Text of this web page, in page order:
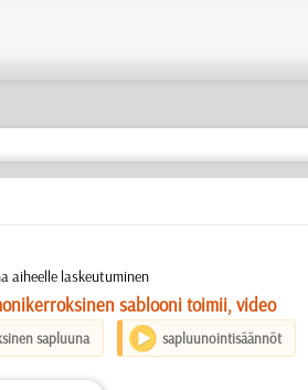
aiheelle laskeutuminen
sablooni toimii, video
sapluuna sapluunointisäännöt